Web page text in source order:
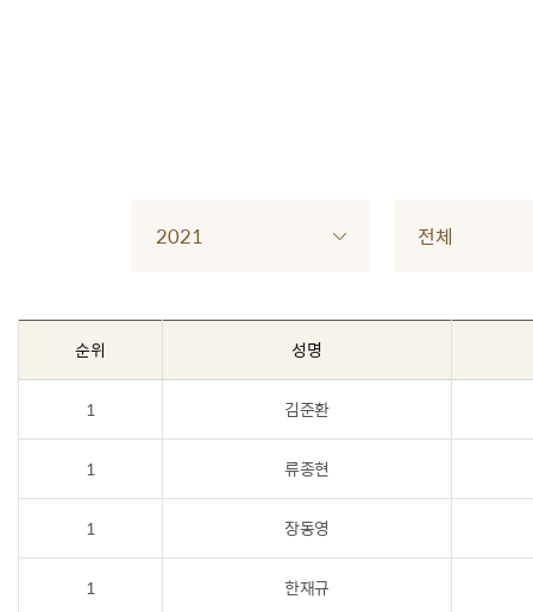
2021 전체
순위 성명
1 김준환
1 류종현
1 장동영
1 한재규